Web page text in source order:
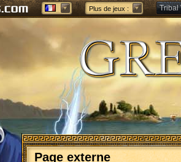
Plus de jeux : Tribal
Page externe